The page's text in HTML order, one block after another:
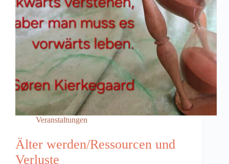
Veranstaltungen
Älter werden/Ressourcen und
Verluste